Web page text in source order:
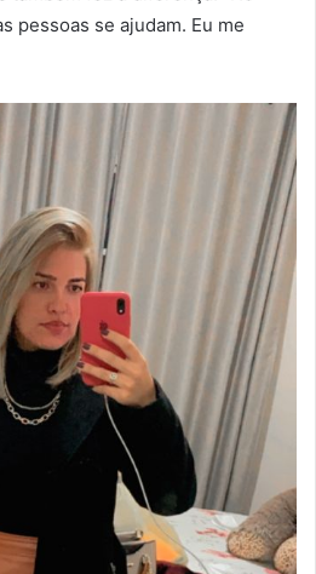
pessoas se ajudam. Eu me